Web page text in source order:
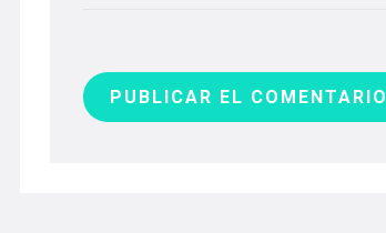
PUBLICAR EL COMENTARIO